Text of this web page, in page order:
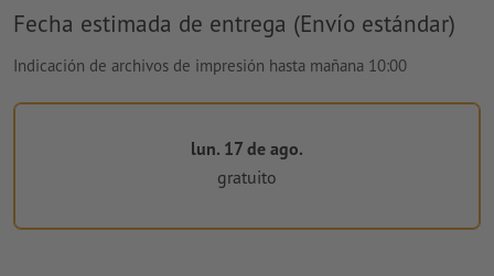
Fecha estimada de entrega (Envío estándar)
Indicación de archivos de impresión hasta mañana 10:00
lun. 17 de ago.
gratuito